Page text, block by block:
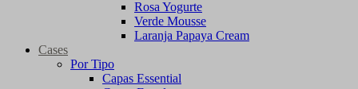
Rosa Yogurte
Verde Mousse
Laranja Papaya Cream
Cases
Por Tipo
Capas Essential